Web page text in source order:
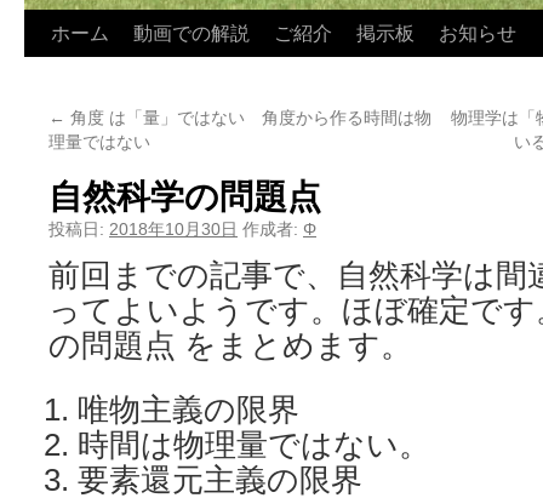
ホーム 動画での解説 ご紹介 掲示板 お知らせ
← 角度 は「量」ではない 角度から作る時間は物
理量ではない
物理学は「
い
自然科学の問題点
投稿日: 2018年10月30日 作成者: Φ
前回までの記事で、自然科学は間
ってよいようです。ほぼ確定で
の問題点 をまとめます。
唯物主義の限界
時間は物理量ではない。
要素還元主義の限界